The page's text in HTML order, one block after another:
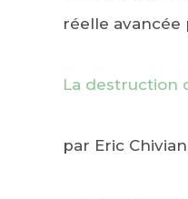
réelle avancée
La destruction
par Eric